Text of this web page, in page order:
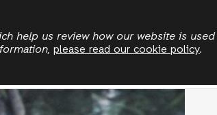
help us review how our website is
please read our cookie policy.
to
main